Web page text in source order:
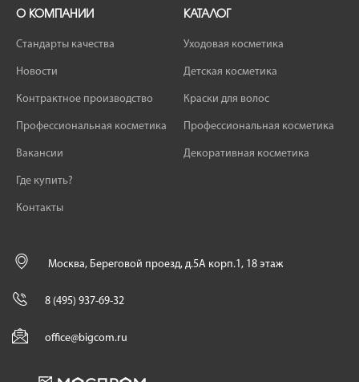
О КОМПАНИИ
Стандарты качества
Новости
Контрактное производство
Профессиональная косметика
Вакансии
Где купить?
Контакты
КАТАЛОГ
Уходовая косметика
Детская косметика
Краски для волос
Профессиональная косметика
Декоративная косметика
Москва, Береговой проезд, д.5А корп.1, 18 этаж
8 (495) 937-69-32
office@bigcom.ru